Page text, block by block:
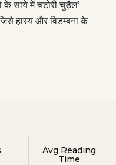
के साये में चटोरी चुड़ैल’
हास्य और विडम्बना के
Avg Reading
Time